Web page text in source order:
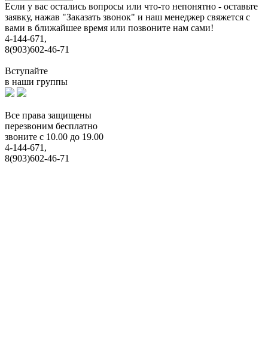
Если у вас остались вопросы или что-то непонятно - оставьте
заявку, нажав "Заказать звонок" и наш менеджер свяжется с
вами в ближайшее время или позвоните нам сами!
4-144-671,
8(903)602-46-71
Вступайте
в наши группы
Все права защищены
перезвоним бесплатно
звоните с 10.00 до 19.00
4-144-671,
8(903)602-46-71